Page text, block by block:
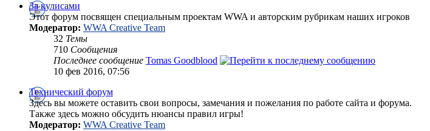
За кулисами
Этот форум посвящен специальным проектам WWA и авторским рубрикам наших игроков
Модератор: WWA Creative Team
32 Темы
710 Сообщения
Последнее сообщение Tomas Goodblood
10 фев 2016, 07:56
Технический форум
Здесь вы можете оставить свои вопросы, замечания и пожелания по работе сайта и форума.
Также здесь можно обсудить нюансы правил игры!
Модератор: WWA Creative Team